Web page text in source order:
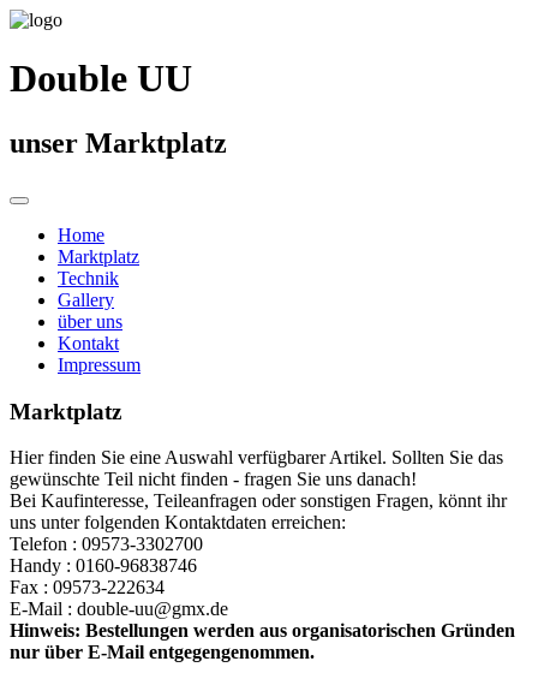
Double UU
unser Marktplatz
Home
Marktplatz
Technik
Gallery
über uns
Kontakt
Impressum
Marktplatz
Hier finden Sie eine Auswahl verfügbarer Artikel. Sollten Sie das
gewünschte Teil nicht finden - fragen Sie uns danach!
Bei Kaufinteresse, Teileanfragen oder sonstigen Fragen, könnt ihr
uns unter folgenden Kontaktdaten erreichen:
Telefon : 09573-3302700
Handy : 0160-96838746
Fax : 09573-222634
E-Mail : double-uu@gmx.de
Hinweis: Bestellungen werden aus organisatorischen Gründen
nur über E-Mail entgegengenommen.